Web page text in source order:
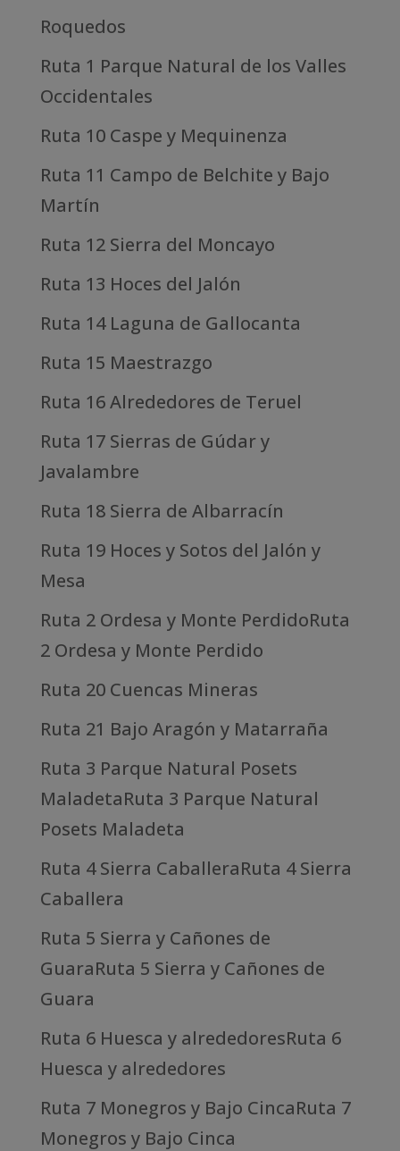
Roquedos
Ruta 1 Parque Natural de los Valles
Occidentales
Ruta 10 Caspe y Mequinenza
Ruta 11 Campo de Belchite y Bajo
Martín
Ruta 12 Sierra del Moncayo
Ruta 13 Hoces del Jalón
Ruta 14 Laguna de Gallocanta
Ruta 15 Maestrazgo
Ruta 16 Alrededores de Teruel
Ruta 17 Sierras de Gúdar y
Javalambre
Ruta 18 Sierra de Albarracín
Ruta 19 Hoces y Sotos del Jalón y
Mesa
Ruta 2 Ordesa y Monte PerdidoRuta
2 Ordesa y Monte Perdido
Ruta 20 Cuencas Mineras
Ruta 21 Bajo Aragón y Matarraña
Ruta 3 Parque Natural Posets
MaladetaRuta 3 Parque Natural
Posets Maladeta
Ruta 4 Sierra CaballeraRuta 4 Sierra
Caballera
Ruta 5 Sierra y Cañones de
GuaraRuta 5 Sierra y Cañones de
Guara
Ruta 6 Huesca y alrededoresRuta 6
Huesca y alrededores
Ruta 7 Monegros y Bajo CincaRuta 7
Monegros y Bajo Cinca